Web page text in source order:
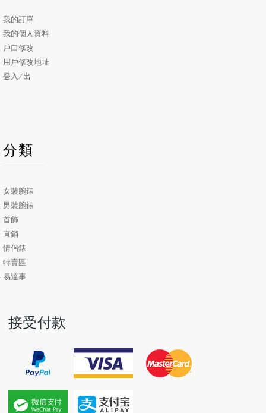
我的訂單
我的個人資料
戶口修改
用戶修改地址
登入/出
分類
女裝腕錶
男裝腕錶
首飾
直銷
情侶錶
特賣區
易達事
接受付款